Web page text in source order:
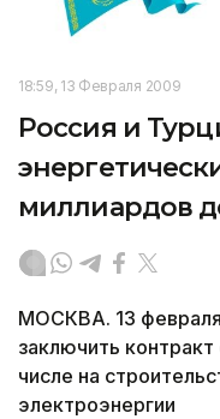
18:59, 13 Февраля 2009
Россия и
миллиардов
МОСКВА. 13
заключить
числе на
электроэнергии